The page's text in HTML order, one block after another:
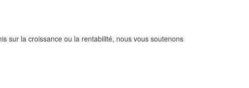
sur la croissance ou la rentabilité, nous vous soutenons